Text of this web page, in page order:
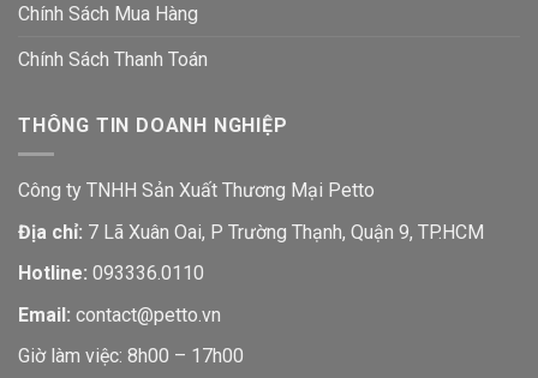
Chính Sách Mua Hàng
Chính Sách Thanh Toán
THÔNG TIN DOANH NGHIỆP
Công ty TNHH Sản Xuất Thương Mại Petto
Địa chỉ: 7 Lã Xuân Oai, P Trường Thạnh, Quận 9, TP.HCM
Hotline: 093336.0110
Email: contact@petto.vn
Giờ làm việc: 8h00 – 17h00